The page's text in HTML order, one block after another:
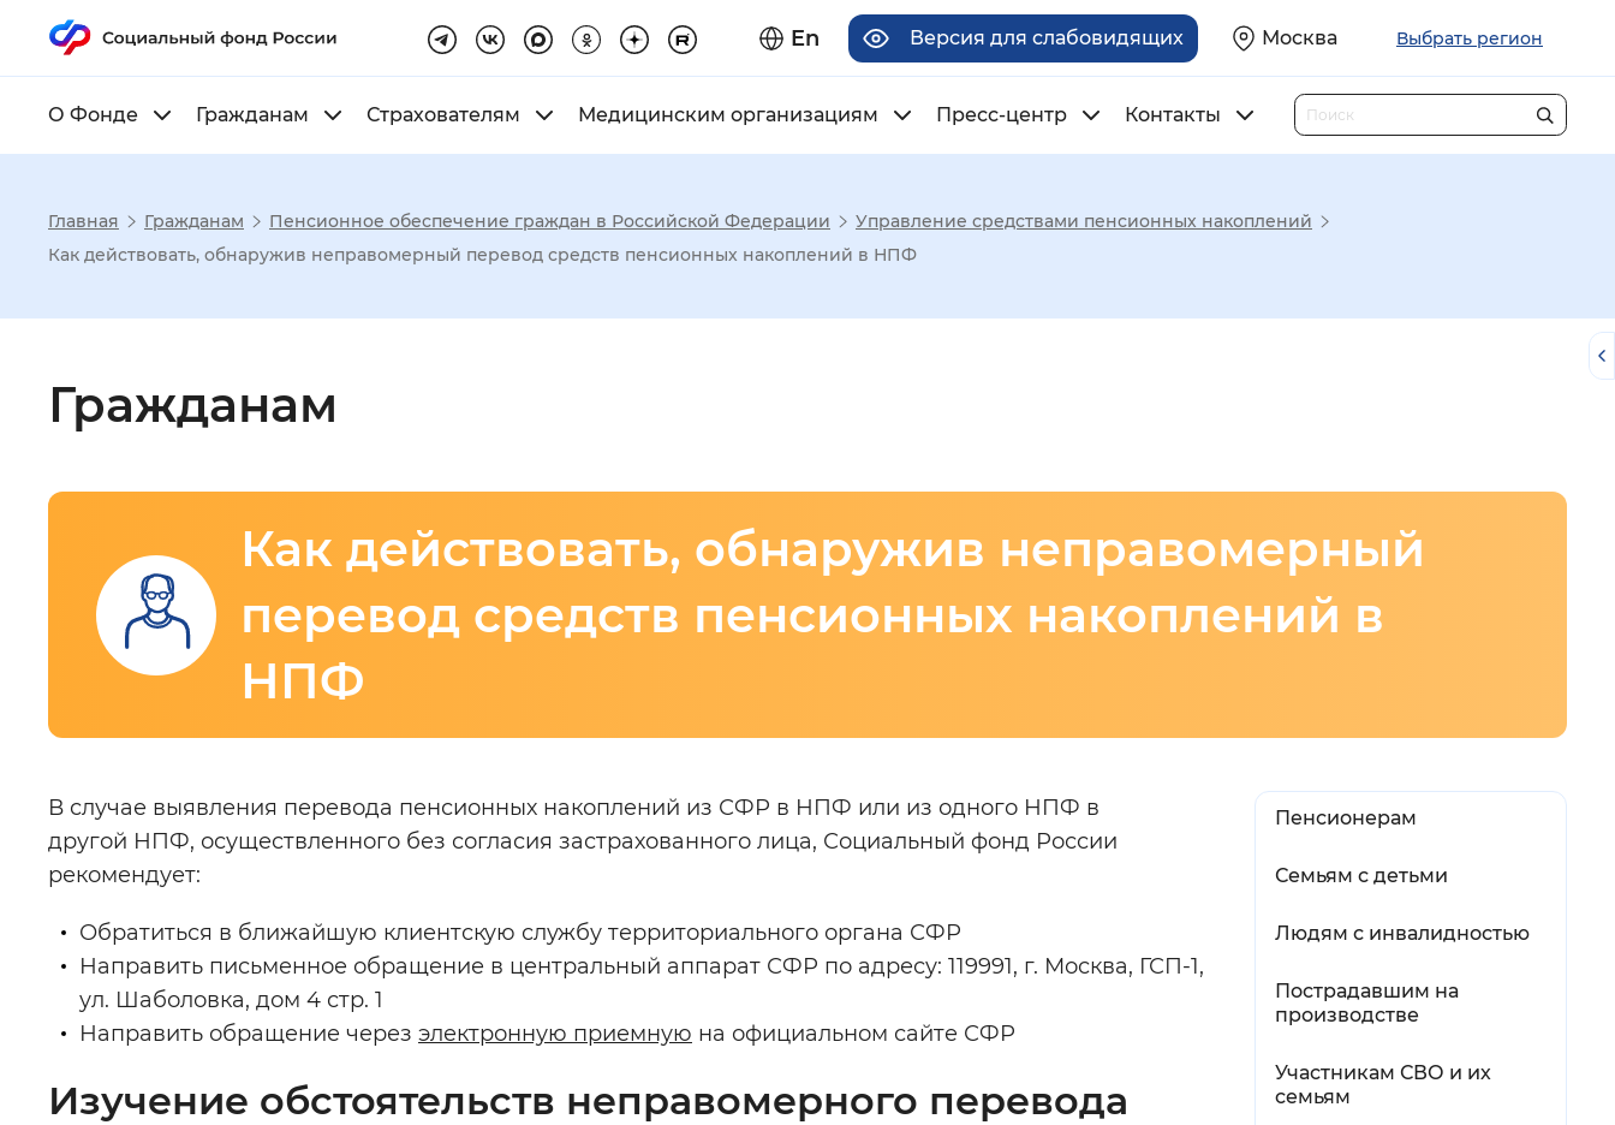
En Версия для слабовидящих Москва Выбрать регион
О Фонде Гражданам Страхователям Медицинским организациям Пресс-центр Контакты
Настройка режима отображения
Интервал между буквами : Нормальный Увеличенный Большой
Цвет сайта
Звуковой ассистент: Воспроизвести Остановить Повторить
Вернуть стандартные настройки Закрыть
Главная Гражданам Пенсионное обеспечение граждан в Российской Федерации
Управление средствами пенсионных накоплений
Как действовать, обнаружив неправомерный перевод средств пенсионных накоплений в НПФ
Гражданам
Как действовать, обнаружив неправомерный
перевод средств пенсионных накоплений в
НПФ
Основная
информация
В случае выявления перевода пенсионных накоплений из СФР в НПФ или из одного НПФ в
другой НПФ, осуществленного без согласия застрахованного лица, Социальный фонд России
рекомендует:
Обратиться в ближайшую клиентскую службу территориального органа СФР
Направить письменное обращение в центральный аппарат СФР по адресу: 119991, г. Москва, ГСП-1,
ул. Шаболовка, дом 4 стр. 1
Направить обращение через электронную приемную на официальном сайте СФР
Изучение обстоятельств неправомерного перевода
Пенсионерам
Семьям с детьми
Людям с инвалидностью
Пострадавшим на
производстве
Участникам СВО и их
семьям